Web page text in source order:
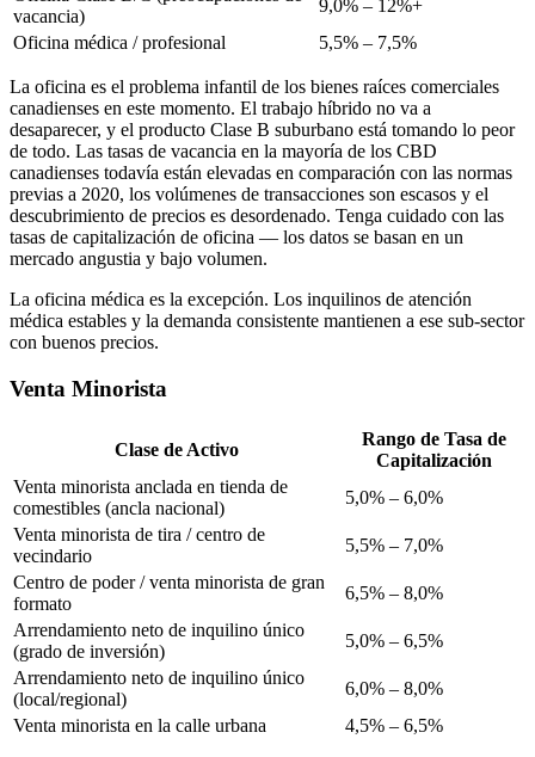
vacancia)
9,0% – 12%+
Oficina médica / profesional
5,5% – 7,5%
La oficina es el problema infantil de los bienes raíces comerciales
canadienses en este momento. El trabajo híbrido no va a
desaparecer, y el producto Clase B suburbano está tomando lo peor
de todo. Las tasas de vacancia en la mayoría de los CBD
canadienses todavía están elevadas en comparación con las normas
previas a 2020, los volúmenes de transacciones son escasos y el
descubrimiento de precios es desordenado. Tenga cuidado con las
tasas de capitalización de oficina — los datos se basan en un
mercado angustia y bajo volumen.
La oficina médica es la excepción. Los inquilinos de atención
médica estables y la demanda consistente mantienen a ese sub-sector
con buenos precios.
Venta Minorista
Clase de Activo
Rango de Tasa de
Capitalización
Venta minorista anclada en tienda de
comestibles (ancla nacional)
5,0% – 6,0%
Venta minorista de tira / centro de
vecindario
5,5% – 7,0%
Centro de poder / venta minorista de gran
formato
6,5% – 8,0%
Arrendamiento neto de inquilino único
(grado de inversión)
5,0% – 6,5%
Arrendamiento neto de inquilino único
(local/regional)
6,0% – 8,0%
Venta minorista en la calle urbana
4,5% – 6,5%